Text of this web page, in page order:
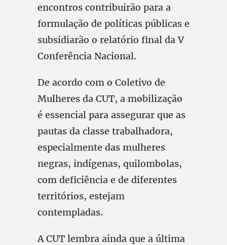
encontros contribuirão para a
formulação de políticas públicas e
subsidiarão o relatório final da V
Conferência Nacional.
De acordo com o Coletivo de
Mulheres da CUT, a mobilização
é essencial para assegurar que as
pautas da classe trabalhadora,
especialmente das mulheres
negras, indígenas, quilombolas,
com deficiência e de diferentes
territórios, estejam
contempladas.
A CUT lembra ainda que a última